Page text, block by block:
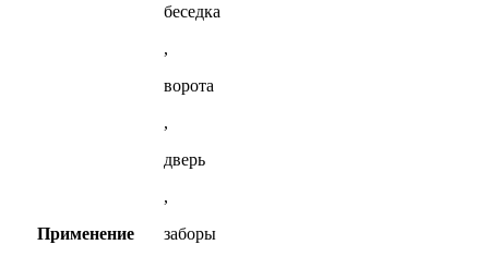
Применение
беседка
,
ворота
,
дверь
,
заборы